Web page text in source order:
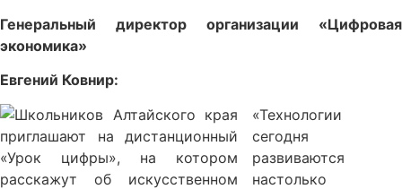
Генеральный директор организации «Цифровая
экономика»
Евгений Ковнир:
«Технологии
сегодня
развиваются
настолько